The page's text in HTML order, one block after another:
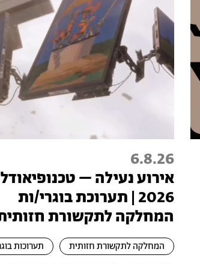
6.8.26
אירוע נעילה –
2026 | תערוכת בוגרי/ות
המחלקה לתקשורת
המחלקה לתקשורת חזותית תערוכות